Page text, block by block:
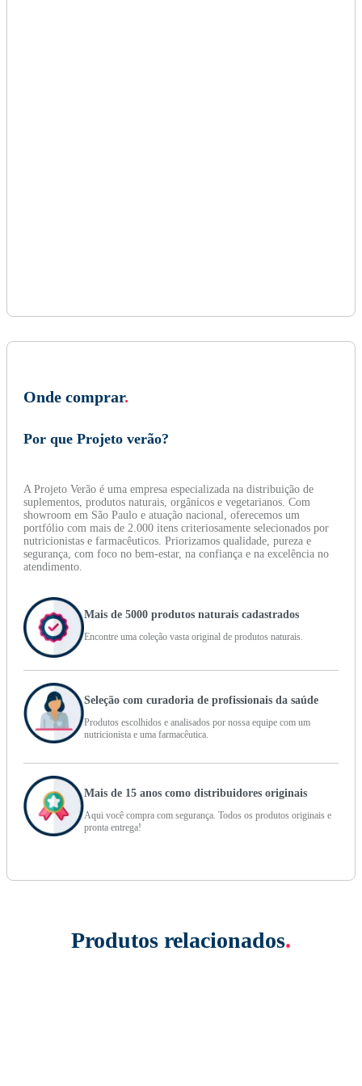
Onde comprar.
Por que Projeto verão?
A Projeto Verão é uma empresa especializada na distribuição de
suplementos, produtos naturais, orgânicos e vegetarianos. Com
showroom em São Paulo e atuação nacional, oferecemos um
portfólio com mais de 2.000 itens criteriosamente selecionados por
nutricionistas e farmacêuticos. Priorizamos qualidade, pureza e
segurança, com foco no bem-estar, na confiança e na excelência no
atendimento.
Mais de 5000 produtos naturais cadastrados
Encontre uma coleção vasta original de produtos naturais.
Seleção com curadoria de profissionais da saúde
Produtos escolhidos e analisados por nossa equipe com um
nutricionista e uma farmacêutica.
Mais de 15 anos como distribuidores originais
Aqui você compra com segurança. Todos os produtos originais e
pronta entrega!
Produtos relacionados.